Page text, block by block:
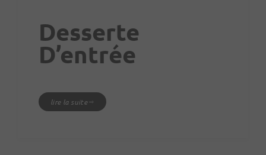
Desserte
D’entrée
lire la suite